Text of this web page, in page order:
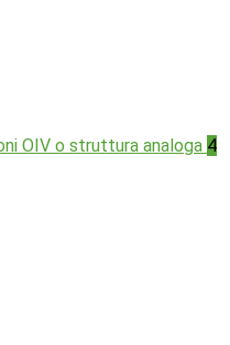
OIV o struttura analoga 4